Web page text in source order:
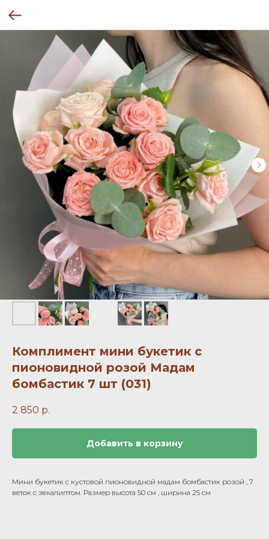
Комплимент мини букетик с
пионовидной розой Мадам
бомбастик 7 шт (031)
2 850 р.
Добавить в корзину
Мини букетик с кустовой пионовидной мадам бомбастик розой , 7
веток с эвкалиптом. Размер высота 50 см , ширина 25 см